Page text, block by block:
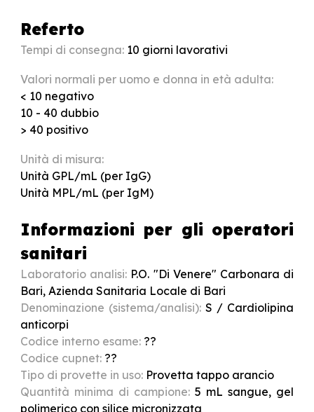
Referto
Tempi di consegna: 10 giorni lavorativi
Valori normali per uomo e donna in età adulta:
< 10 negativo
10 - 40 dubbio
> 40 positivo
Unità di misura:
Unità GPL/mL (per IgG)
Unità MPL/mL (per IgM)
Informazioni per gli operatori
sanitari
Laboratorio analisi: P.O. "Di Venere" Carbonara di
Bari, Azienda Sanitaria Locale di Bari
Denominazione (sistema/analisi): S / Cardiolipina
anticorpi
Codice interno esame: ??
Codice cupnet: ??
Tipo di provette in uso: Provetta tappo arancio
Quantità minima di campione: 5 mL sangue, gel
polimerico con silice micronizzata